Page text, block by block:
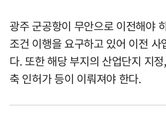
광주 군공항이 무안으로 이전해야
조건 이행을 요구하고 있어 이전 사
다. 또한 해당 부지의 산업단지 지
축 인허가 등이 이뤄져야 한다.